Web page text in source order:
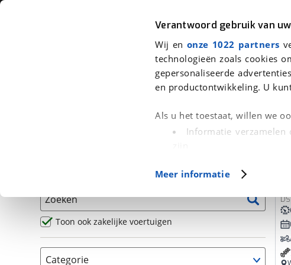
Verantwoord gebruik van
Wij en onze 1022 partners
technologieën zoals cookies
gepersonaliseerde
en productontwikkeling. U
Als u het toestaat, willen we
Informatie
(fingerprinting)
in. U kunt
Cookieverklaring.
Met cookies en vergelijkbare
Functionele cookies zorgen
Meer informatie
Auto Fiets Motor
We hebben 36 motoren voor je
Zoeken
Toon ook zakelijke voertuigen
Categorie